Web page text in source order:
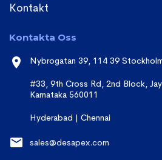
Kontakt
Kontakta Oss
Nybrogatan 39, 114 39
#33, 9th Cross Rd, 2nd Block,
Karnataka 560011
Hyderabad | Chennai
sales@desapex.com